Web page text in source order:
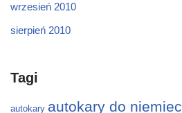
wrzesień 2010
sierpień 2010
Tagi
autokary autokary do niemiec